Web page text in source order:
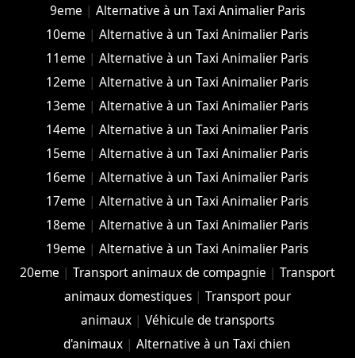
9eme | Alternative à un Taxi Animalier Paris
10eme |Alternative à un Taxi Animalier Paris
11eme |Alternative à un Taxi Animalier Paris
12eme |Alternative à un Taxi Animalier Paris
13eme |Alternative à un Taxi Animalier Paris
14eme |Alternative à un Taxi Animalier Paris
15eme |Alternative à un Taxi Animalier Paris
16eme |Alternative à un Taxi Animalier Paris
17eme |Alternative à un Taxi Animalier Paris
18eme |Alternative à un Taxi Animalier Paris
19eme |Alternative à un Taxi Animalier Paris
20eme | Transport animaux de compagnie | Transport
animaux domestiques| Transport pour
animaux| Véhicule de transports
d'animaux |Alternative à un Taxi chien